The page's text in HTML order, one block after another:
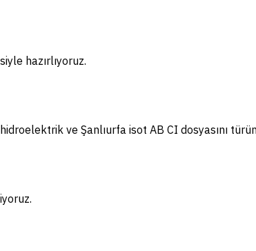
hazırlıyoruz.
ve Şanlıurfa isot AB CI dosyasını